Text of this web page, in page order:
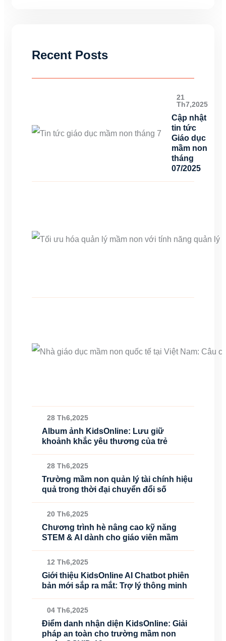
Recent Posts
21
Th7,2025
Cập nhật
tin tức
Giáo dục
mầm non
tháng
07/2025
28 Th6,2025
Album ảnh KidsOnline: Lưu giữ
khoảnh khắc yêu thương của trẻ
28 Th6,2025
Trường mầm non quản lý tài chính hiệu
quả trong thời đại chuyển đổi số
20 Th6,2025
Chương trình hè nâng cao kỹ năng
STEM & AI dành cho giáo viên mầm
12 Th6,2025
Giới thiệu KidsOnline AI Chatbot phiên
bản mới sắp ra mắt: Trợ lý thông minh
04 Th6,2025
Điểm danh nhận diện KidsOnline: Giải
pháp an toàn cho trường mầm non